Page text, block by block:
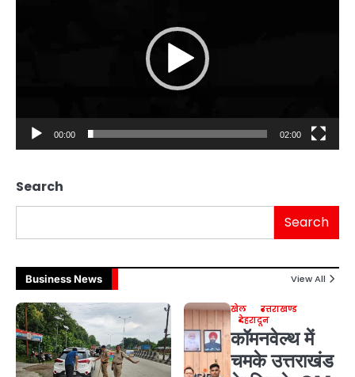
00:00 02:00
Search
Search
Business News View All
खेल
उत्तराखण्ड
देहरादून
कॉमनवेल्थ में
चमके उत्तराखंड